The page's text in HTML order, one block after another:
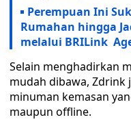
Perempuan Ini
Rumahan hingga
melalui BRILink
Selain menghadirkan
mudah dibawa,
minuman kemasan
maupun offline.